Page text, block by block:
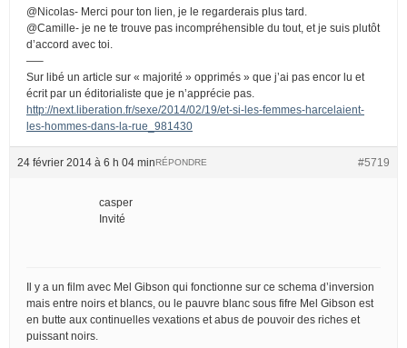
@Nicolas- Merci pour ton lien, je le regarderais plus tard.
@Camille- je ne te trouve pas incompréhensible du tout, et je suis plutôt
d’accord avec toi.
—–
Sur libé un article sur « majorité » opprimés » que j’ai pas encor lu et
écrit par un éditorialiste que je n’apprécie pas.
http://next.liberation.fr/sexe/2014/02/19/et-si-les-femmes-harcelaient-
les-hommes-dans-la-rue_981430
24 février 2014 à 6 h 04 min #5719
RÉPONDRE
casper
Invité
Il y a un film avec Mel Gibson qui fonctionne sur ce schema d’inversion
mais entre noirs et blancs, ou le pauvre blanc sous fifre Mel Gibson est
en butte aux continuelles vexations et abus de pouvoir des riches et
puissant noirs.